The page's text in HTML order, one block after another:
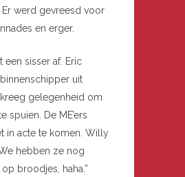
Er werd gevreesd voor
en erger.
een sisser af. Eric
uit
gelegenheid om
spuien. De ME’ers
in acte te komen. Willy
hebben ze nog
broodjes, haha.”